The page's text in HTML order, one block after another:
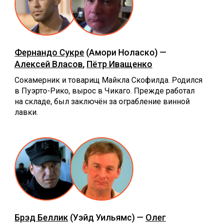
Фернандо Сукре (Амори Ноласко) —
Алексей Власов, Пётр Иващенко
Сокамерник и товарищ Майкла Скофилда. Родился
в Пуэрто-Рико, вырос в Чикаго. Прежде работал
на складе, был заключён за ограбление винной
лавки.
Брэд Беллик (Уэйд Уильямс) — Олег